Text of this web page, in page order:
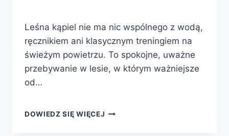
Leśna kąpiel nie ma nic wspólnego z wodą,
ręcznikiem ani klasycznym treningiem na
świeżym powietrzu. To spokojne, uważne
przebywanie w lesie, w którym ważniejsze
od…
DOWIEDZ SIĘ WIĘCEJ LEŚNE